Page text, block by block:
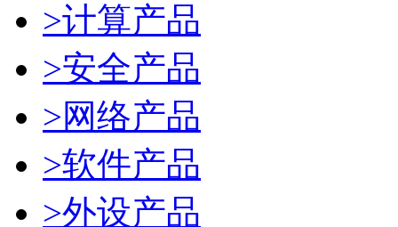
>计算产品
>安全产品
>网络产品
>软件产品
>外设产品